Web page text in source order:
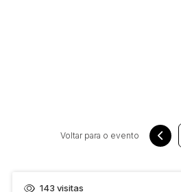
Voltar para o evento
143 visitas